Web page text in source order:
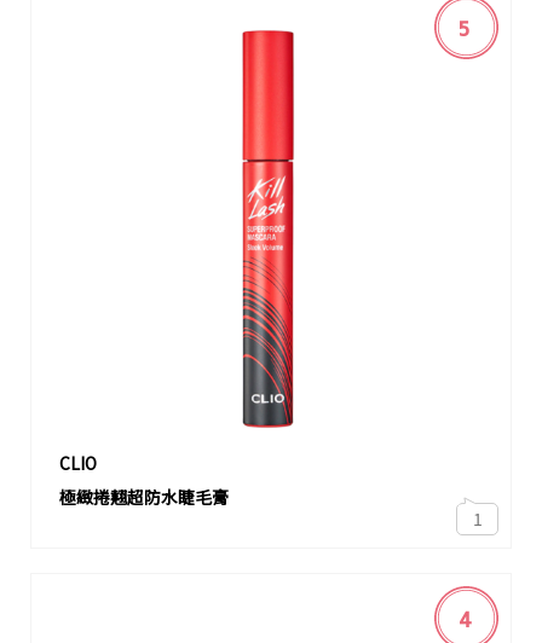
CLIO
極緻捲翹超防水睫毛膏
5
1
4